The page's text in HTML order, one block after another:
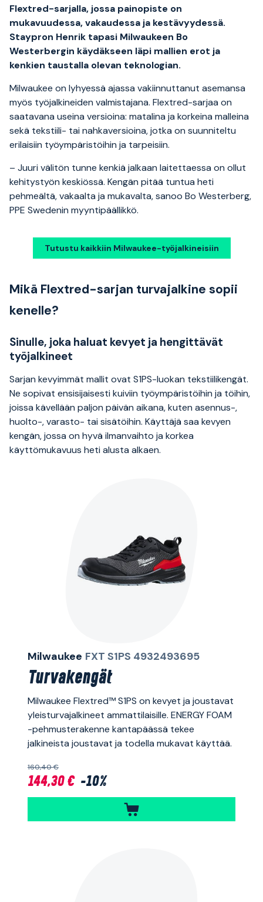
Flextred-sarjalla, jossa painopiste on
mukavuudessa, vakaudessa ja kestävyydessä.
Staypron Henrik tapasi Milwaukeen Bo
Westerbergin käydäkseen läpi mallien erot ja
kenkien taustalla olevan teknologian.
Milwaukee on lyhyessä ajassa vakiinnuttanut asemansa
myös työjalkineiden valmistajana. Flextred-sarjaa on
saatavana useina versioina: matalina ja korkeina malleina
sekä tekstiili- tai nahkaversioina, jotka on suunniteltu
erilaisiin työympäristöihin ja tarpeisiin.
– Juuri välitön tunne kenkiä jalkaan laitettaessa on ollut
kehitystyön keskiössä. Kengän pitää tuntua heti
pehmeältä, vakaalta ja mukavalta, sanoo Bo Westerberg,
PPE Swedenin myyntipäällikkö.
Tutustu kaikkiin Milwaukee-työjalkineisiin
Mikä Flextred-sarjan turvajalkine sopii
kenelle?
Sinulle, joka haluat kevyet ja hengittävät
työjalkineet
Sarjan kevyimmät mallit ovat S1PS-luokan tekstiilikengät.
Ne sopivat ensisijaisesti kuiviin työympäristöihin ja töihin,
joissa kävellään paljon päivän aikana, kuten asennus-,
huolto-, varasto- tai sisätöihin. Käyttäjä saa kevyen
kengän, jossa on hyvä ilmanvaihto ja korkea
käyttömukavuus heti alusta alkaen.
Milwaukee FXT S1PS 4932493695
Turvakengät
Milwaukee Flextred™ S1PS on kevyet ja joustavat
yleisturvajalkineet ammattilaisille. ENERGY FOAM
-pehmusterakenne kantapäässä tekee
jalkineista joustavat ja todella mukavat käyttää.
160,40 €
144,30 € -10%